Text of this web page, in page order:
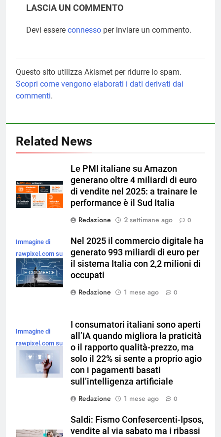
LASCIA UN COMMENTO
Devi essere connesso per inviare un commento.
Questo sito utilizza Akismet per ridurre lo spam.
Scopri come vengono elaborati i dati derivati dai
commenti.
Related News
Le PMI italiane su Amazon
generano oltre 4 miliardi di euro
di vendite nel 2025: a trainare le
performance è il Sud Italia
Redazione
2 settimane ago 0
Immagine di
rawpixel.com su
Magnific
Nel 2025 il commercio digitale ha
generato 993 miliardi di euro per
il sistema Italia con 2,2 milioni di
occupati
Redazione
1 mese ago 0
Immagine di
rawpixel.com su
Magnific
I consumatori italiani sono aperti
all’IA quando migliora la praticità
o il rapporto qualità-prezzo, ma
solo il 22% si sente a proprio agio
con i pagamenti basati
sull’intelligenza artificiale
Redazione
1 mese ago 0
Saldi: Fismo Confesercenti-Ipsos,
vendite al via sabato ma i ribassi